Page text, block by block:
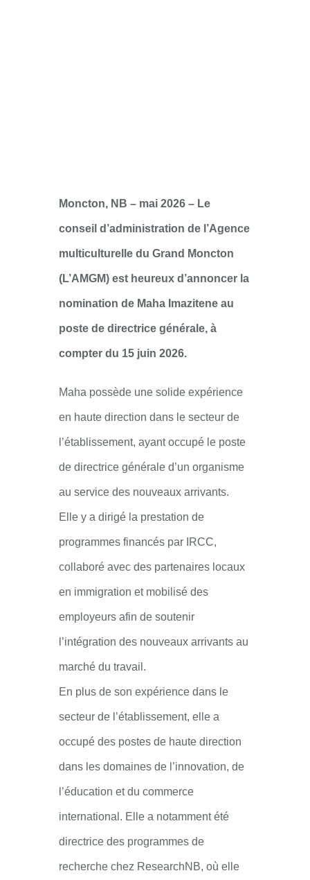
Moncton, NB – mai 2026 – Le
conseil d’administration de l’Agence
multiculturelle du Grand Moncton
(L’AMGM) est heureux d’annoncer la
nomination de Maha Imazitene au
poste de directrice générale, à
compter du 15 juin 2026.
Maha possède une solide expérience
en haute direction dans le secteur de
l’établissement, ayant occupé le poste
de directrice générale d’un organisme
au service des nouveaux arrivants.
Elle y a dirigé la prestation de
programmes financés par IRCC,
collaboré avec des partenaires locaux
en immigration et mobilisé des
employeurs afin de soutenir
l’intégration des nouveaux arrivants au
marché du travail.
En plus de son expérience dans le
secteur de l’établissement, elle a
occupé des postes de haute direction
dans les domaines de l’innovation, de
l’éducation et du commerce
international. Elle a notamment été
directrice des programmes de
recherche chez ResearchNB, où elle